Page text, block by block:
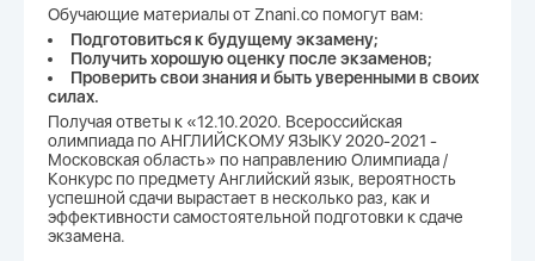
Обучающие материалы от Znani.co помогут вам:
Подготовиться к будущему экзамену;
Получить хорошую оценку после экзаменов;
Проверить свои знания и быть уверенными в своих
силах.
Получая ответы к «12.10.2020. Всероссийская
олимпиада по АНГЛИЙСКОМУ ЯЗЫКУ 2020-2021 -
Московская область» по направлению Олимпиада /
Конкурс по предмету Английский язык, вероятность
успешной сдачи вырастает в несколько раз, как и
эффективности самостоятельной подготовки к сдаче
экзамена.